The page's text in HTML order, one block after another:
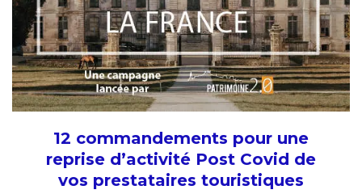
12 commandements pour une
reprise d’activité Post Covid de
vos prestataires touristiques